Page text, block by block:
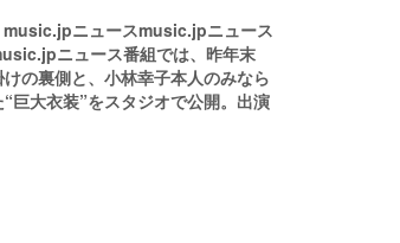
music.jpニュースmusic.jpニュース
ニュース番組では、昨年末
の裏側と、小林幸子本人のみなら
巨大衣装”をスタジオで公開。出演